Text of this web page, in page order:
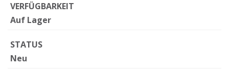
VERFÜGBARKEIT
Auf Lager
STATUS
Neu